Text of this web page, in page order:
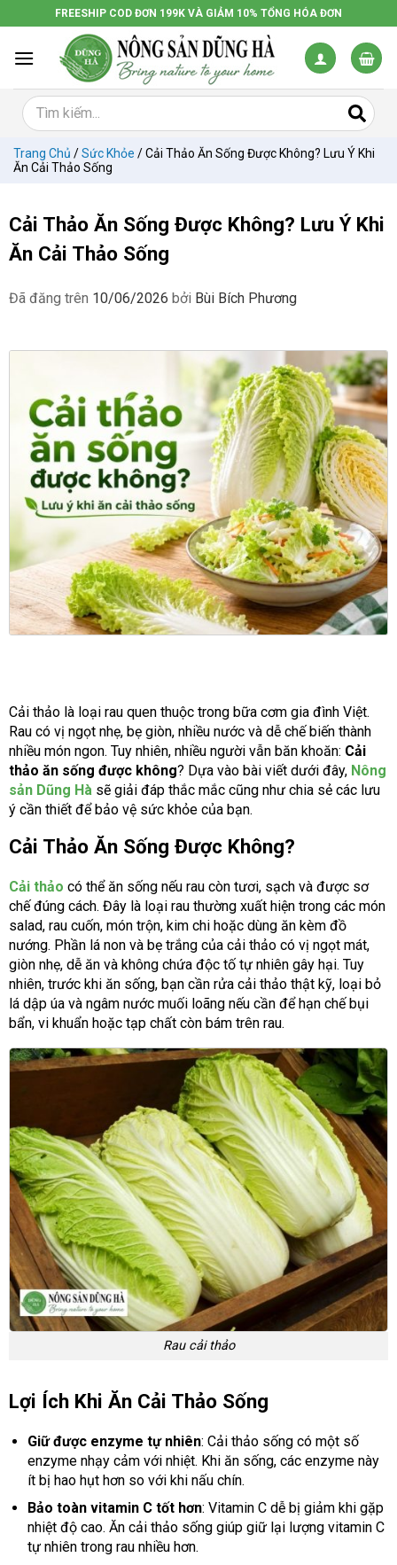
đến
dung
FREESHIP COD ĐƠN 199K VÀ GIẢM 10% TỔNG HÓA ĐƠN
Trang Chủ /Sức Khỏe /Cải Thảo Ăn Sống Được Không? Lưu Ý Khi
Ăn Cải Thảo Sống
Cải Thảo Ăn Sống Được Không? Lưu Ý Khi
Ăn Cải Thảo Sống
Đã đăng trên 10/06/2026 bởi Bùi Bích Phương
Cải thảo là loại rau quen thuộc trong bữa cơm gia đình Việt.
Rau có vị ngọt nhẹ, bẹ giòn, nhiều nước và dễ chế biến thành
nhiều món ngon. Tuy nhiên, nhiều người vẫn băn khoăn: Cải
thảo ăn sống được không? Dựa vào bài viết dưới đây, Nông
sản Dũng Hà sẽ giải đáp thắc mắc cũng như chia sẻ các lưu
ý cần thiết để bảo vệ sức khỏe của bạn.
Cải Thảo Ăn Sống Được Không?
Cải thảo có thể ăn sống nếu rau còn tươi, sạch và được sơ
chế đúng cách. Đây là loại rau thường xuất hiện trong các món
salad, rau cuốn, món trộn, kim chi hoặc dùng ăn kèm đồ
nướng. Phần lá non và bẹ trắng của cải thảo có vị ngọt mát,
giòn nhẹ, dễ ăn và không chứa độc tố tự nhiên gây hại. Tuy
nhiên, trước khi ăn sống, bạn cần rửa cải thảo thật kỹ, loại bỏ
lá dập úa và ngâm nước muối loãng nếu cần để hạn chế bụi
bẩn, vi khuẩn hoặc tạp chất còn bám trên rau.
Rau cải thảo
Lợi Ích Khi Ăn Cải Thảo Sống
Giữ được enzyme tự nhiên: Cải thảo sống có một số
enzyme nhạy cảm với nhiệt. Khi ăn sống, các enzyme này
ít bị hao hụt hơn so với khi nấu chín.
Bảo toàn vitamin C tốt hơn: Vitamin C dễ bị giảm khi gặp
nhiệt độ cao. Ăn cải thảo sống giúp giữ lại lượng vitamin C
tự nhiên trong rau nhiều hơn.